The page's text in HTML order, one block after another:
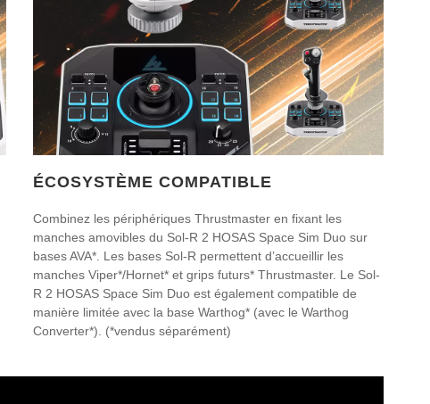
ÉCOSYSTÈME COMPATIBLE
Combinez les périphériques Thrustmaster en fixant les
manches amovibles du Sol-R 2 HOSAS Space Sim Duo sur
bases AVA*. Les bases Sol-R permettent d’accueillir les
manches Viper*/Hornet* et grips futurs* Thrustmaster. Le Sol-
R 2 HOSAS Space Sim Duo est également compatible de
manière limitée avec la base Warthog* (avec le Warthog
Converter*). (*vendus séparément)